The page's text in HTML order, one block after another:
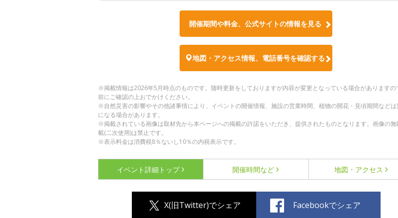
開催期間や料金、公式サイトの情報を見る
地図・アクセス情報、電話番号を確認する
※掲載情報は2026年5月時点のものです。随時更新をしておりますが内容が変更となっている場合がありますの
前にご確認の上おでかけください。
※自然災害の影響やその他諸事情により、イベントの開催情報、施設の営業時間、植物の開花・見頃期間などは
になる場合があります。
※掲載されている画像は取材先から本ページへの掲載の許諾をいただき、提供されたものとなります。画像の無
載(二次使用)は禁止です。
※表示料金は消費税8％ないし10％の内税表示です。
イベント詳細 トップ 開催時間など 地図・アクセス
X(旧Twitter)でシェア Facebookでシェア